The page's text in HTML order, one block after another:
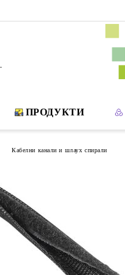
ПРОДУКТИ
Кабелни канали и шлаух спирали